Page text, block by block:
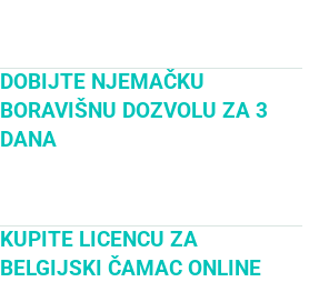
DOBIJTE NJEMAČKU
BORAVIŠNU DOZVOLU ZA 3
DANA
KUPITE LICENCU ZA
BELGIJSKI ČAMAC ONLINE